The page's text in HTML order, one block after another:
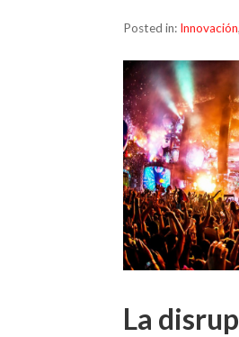
Posted in: Innovación,
La